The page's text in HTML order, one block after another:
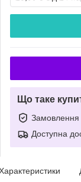
Що таке
Замовлення
Доступна